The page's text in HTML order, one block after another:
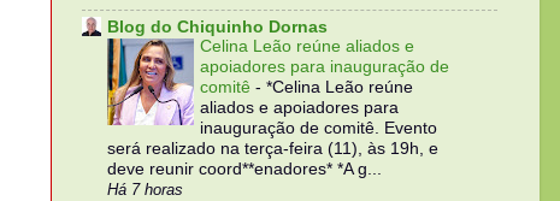
Blog do Chiquinho Dornas
Celina Leão reúne aliados e
apoiadores para inauguração de
comitê - *Celina Leão reúne
aliados e apoiadores para
inauguração de comitê. Evento
será realizado na terça-feira (11), às 19h, e
deve reunir coord**enadores* *A g...
Há 7 horas